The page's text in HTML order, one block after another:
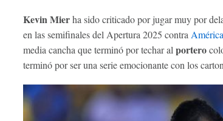
Kevin Mierha sido criticado por jugar muy por
en las semifinales del Apertura 2025 contraAmérica
media cancha que terminó por techar alportero
terminó por ser una serie emocionante con los